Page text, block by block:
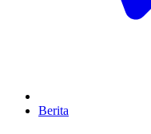
Berita